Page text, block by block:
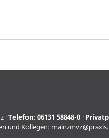
·Telefon: 06131 58848-0 ·
und Kollegen: